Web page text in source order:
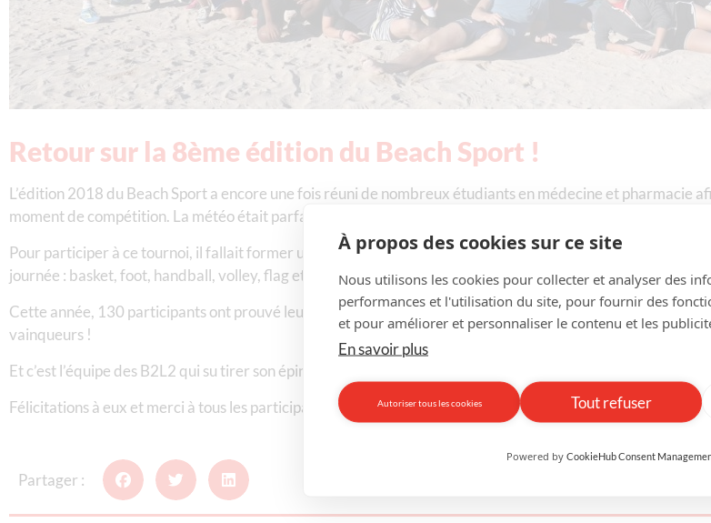
Retour sur la 8ème édition du Beach Sport !
L’édition 2018 du Beach Sport a encore une fois réuni de nombreux étudiants en médecine et pharmacie
moment de compétition. La météo était parfaite pour cet événement et tous les participants en gardent un
Pour participer à ce tournoi, il fallait former une équipe de 5 personnes afin de s’affronter sur différentes
journée : basket, foot, handball, volley, flag et pour les supporters, la possibilité de profiter d’une pétanque
Cette année, 130 participants ont prouvé leur détermination sur la plage Riva-Bella de Ouistreham, mais il
vainqueurs !
Et c’est l’équipe des B2L2 qui su tirer son épingle du jeu en remportant la compétition 🏆
Félicitations à eux et merci à tous les participants ! On a hâte de vous retrouver l’année prochaine ⚽
Partager :
À propos des cookies sur ce site
Nous utilisons les cookies pour collecter et analyser des
performances et l'utilisation du site, pour fournir des
et pour améliorer et personnaliser le contenu et les
En savoir plus
Autoriser tous les cookies Tout refuser
Powered by CookieHub Consent